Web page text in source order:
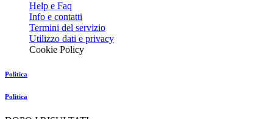
Help e Faq
Info e contatti
Termini del servizio
Utilizzo dati e privacy
Cookie Policy
Politica
Politica